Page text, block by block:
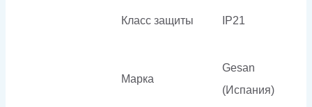
Класс защиты IP21
Марка
Gesan
(Испания)